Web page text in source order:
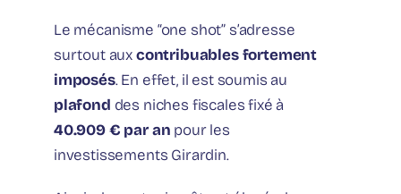
Le mécanisme “one shot” s’adresse
surtout auxcontribuables fortement
imposés. En effet, il est soumis au
plafond des niches fiscales fixé à
40.909 € par an pour les
investissements Girardin.